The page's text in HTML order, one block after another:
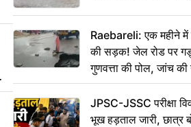
Raebareli: एक महीने
की सड़क! जेल रोड पर
गुणवत्ता की पोल, जांच की
JPSC-JSSC परीक्षा
भूख हड़ताल जारी, छात्र